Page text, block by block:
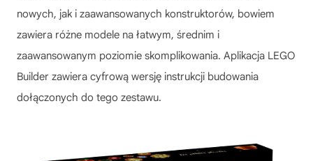
nowych, jak i zaawansowanych konstruktorów, bowiem
zawiera różne modele na łatwym, średnim i
zaawansowanym poziomie skomplikowania. Aplikacja LEGO
Builder zawiera cyfrową wersję instrukcji budowania
dołączonych do tego zestawu.